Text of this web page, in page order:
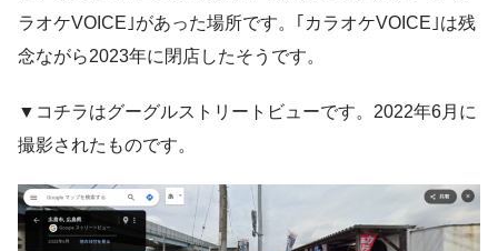
ラオケVOICE｣があった場所です。｢カラオケVOICE｣は残
念ながら2023年に閉店したそうです。
▼コチラはグーグルストリートビューです。2022年6月に
撮影されたものです。